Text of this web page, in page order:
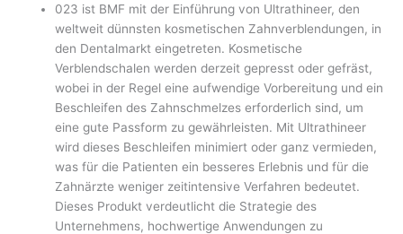
023 ist BMF mit der Einführung von Ultrathineer, den
weltweit dünnsten kosmetischen Zahnverblendungen, in
den Dentalmarkt eingetreten. Kosmetische
Verblendschalen werden derzeit gepresst oder gefräst,
wobei in der Regel eine aufwendige Vorbereitung und ein
Beschleifen des Zahnschmelzes erforderlich sind, um
eine gute Passform zu gewährleisten. Mit Ultrathineer
wird dieses Beschleifen minimiert oder ganz vermieden,
was für die Patienten ein besseres Erlebnis und für die
Zahnärzte weniger zeitintensive Verfahren bedeutet.
Dieses Produkt verdeutlicht die Strategie des
Unternehmens, hochwertige Anwendungen zu